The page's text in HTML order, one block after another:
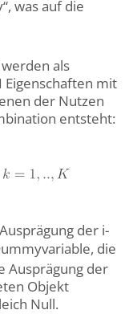
was auf die
als
Eigenschaften mit
der Nutzen
entsteht:
der i-
die
Ausprägung der
Objekt
Null.